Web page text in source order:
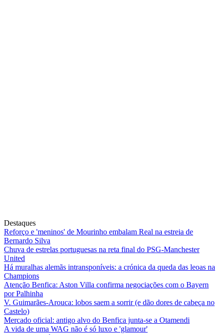
Destaques
Reforço e 'meninos' de Mourinho embalam Real na estreia de
Bernardo Silva
Chuva de estrelas portuguesas na reta final do PSG-Manchester
United
Há muralhas alemãs intransponíveis: a crónica da queda das leoas na
Champions
Atenção Benfica: Aston Villa confirma negociações com o Bayern
por Palhinha
V. Guimarães-Arouca: lobos saem a sorrir (e dão dores de cabeça no
Castelo)
Mercado oficial: antigo alvo do Benfica junta-se a Otamendi
A vida de uma WAG não é só luxo e 'glamour'